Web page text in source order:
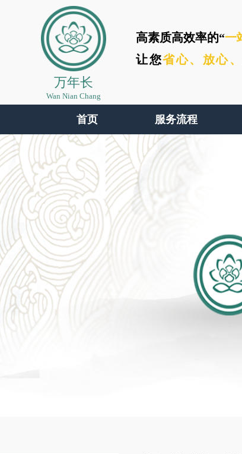
万年长
Wan Nian Chang
高素质高效率的“一
让您省心、 放心、
首页 服务流程